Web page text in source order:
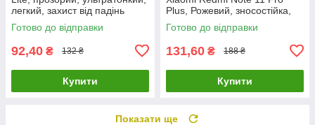
легкий, захист від падінь
Готово до відправки
92,40 ₴ 132 ₴
Купити
Plus, Рожевий, зносостійка,
пилонепроникна
Готово до відправки
131,60 ₴ 188 ₴
Купити
Показати ще